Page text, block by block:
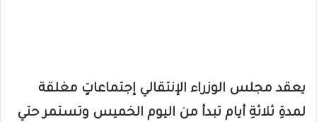
يعقد مجلس الوزراء الإنتقالي إجتماعاتٍ مغلقة
لمدةِ ثلاثةِ أيام تبدأ من اليوم الخميس وتستمر حتي